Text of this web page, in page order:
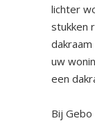
lichter
stukken
uw
een
Bij